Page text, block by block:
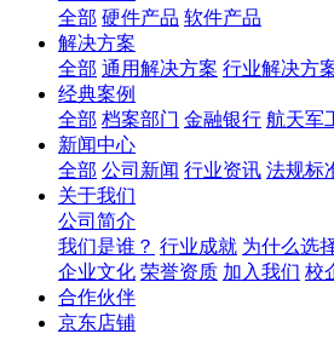
全部 硬件产品 软件产品
解决方案
全部 通用解决方案 行业解决方
经典案例
全部 档案部门 金融银行 航天军
新闻中心
全部 公司新闻 行业资讯 法规标
关于我们
公司简介
我们是谁？ 行业成就 为什么选
企业文化 荣誉资质 加入我们 校
合作伙伴
京东店铺